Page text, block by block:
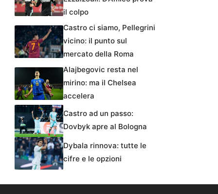
il colpo
Castro ci siamo, Pellegrini
vicino: il punto sul
mercato della Roma
Alajbegovic resta nel
mirino: ma il Chelsea
accelera
Castro ad un passo:
Dovbyk apre al Bologna
Dybala rinnova: tutte le
cifre e le opzioni